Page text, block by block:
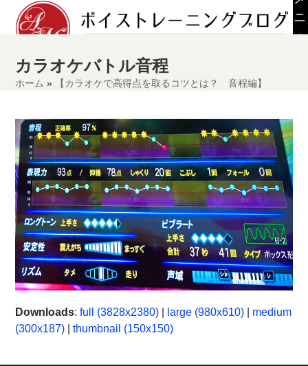
ニ
ュ
カラオケバトル音程
ホーム » 【カラオケで高得点を取るコツとは？ 音程編】
Downloads:full (3828x2380) large (980x610)
medium
(300x187) |thumbnail (150x150)